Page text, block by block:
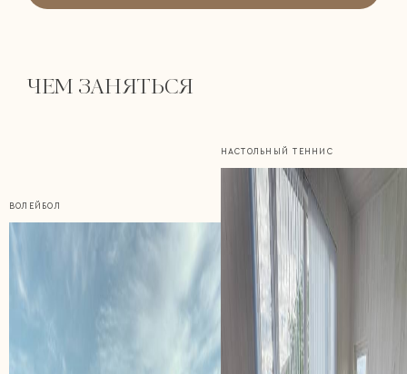
ЧЕМ ЗАНЯТЬСЯ
ВОЛЕЙБОЛ
НАСТОЛЬНЫЙ ТЕННИС